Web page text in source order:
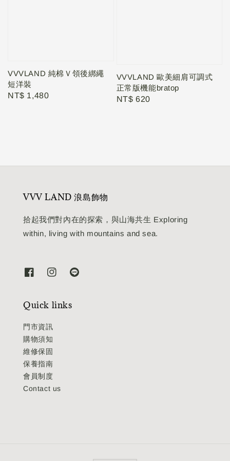
VVVLAND 純棉Ｖ領後綁繩
短洋裝
Regular
NT$ 1,480
VVVLAND 歐美細肩可調式
正常版機能bratop
Regular
NT$ 620
VVV LAND 浪島飾物
拾起我們對內在的探索，與山海共生 Exploring
within, living with mountains and sea.
Quick links
門市資訊
購物須知
維修保固
保養指南
會員制度
Contact us